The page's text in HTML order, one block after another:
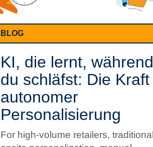
BLOG
KI, die lernt, während
du schläfst: Die Kraft
autonomer
Personalisierung
For high-volume retailers, traditional